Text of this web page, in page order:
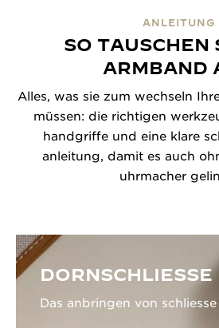
ANLEITUNG
SO TAUSCHEN
ARMBAND
Alles, was sie zum wechseln
müssen: die richtigen
handgriffe und eine klare
anleitung, damit es auch
uhrmacher
DORNSCHLIESSE
Das anbringen von